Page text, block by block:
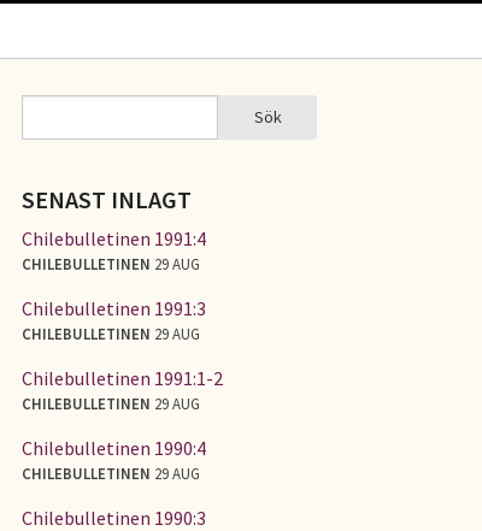
SÖKFORMULÄR Sök
SENAST INLAGT
Chilebulletinen 1991:4
CHILEBULLETINEN 29 AUG
Chilebulletinen 1991:3
CHILEBULLETINEN 29 AUG
Chilebulletinen 1991:1-2
CHILEBULLETINEN 29 AUG
Chilebulletinen 1990:4
CHILEBULLETINEN 29 AUG
Chilebulletinen 1990:3